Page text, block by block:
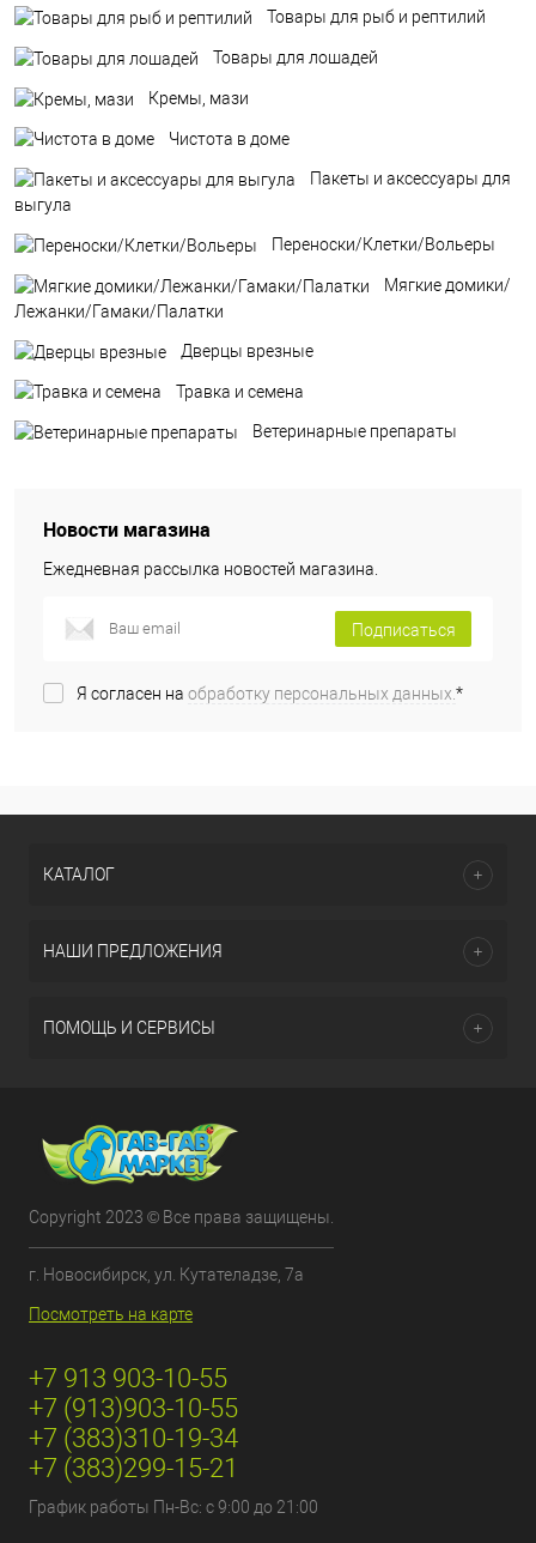
Товары для рыб и рептилий
Товары для лошадей
Кремы, мази
Чистота в доме
Пакеты и аксессуары для
выгула
Переноски/Клетки/Вольеры
Мягкие домики/
Лежанки/Гамаки/Палатки
Дверцы врезные
Травка и семена
Ветеринарные препараты
Новости магазина
Ежедневная рассылка новостей магазина.
Подписаться
Я согласен на обработку персональных данных.*
КАТАЛОГ
НАШИ ПРЕДЛОЖЕНИЯ
ПОМОЩЬ И СЕРВИСЫ
Copyright 2023 © Все права защищены.
г. Новосибирск, ул. Кутателадзе, 7а
Посмотреть на карте
+7 913 903-10-55
+7 (913)903-10-55
+7 (383)310-19-34
+7 (383)299-15-21
График работы Пн-Вс: с 9:00 до 21:00